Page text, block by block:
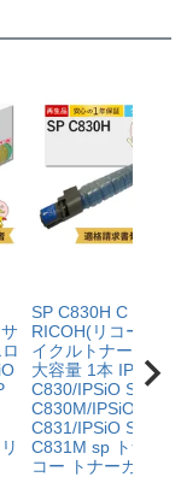
SP C830H C
RICOH(リコー) リ
イクルトナー シア
大容量 1本 IPSiO
C830/IPSiO SP
C830M/IPSiO SP
C831/IPSiO SP
C831M sp トナー
コー トナーカート